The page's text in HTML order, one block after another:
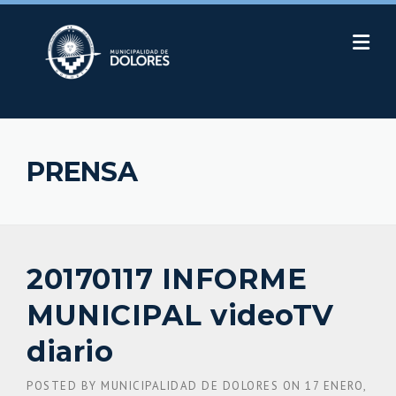
Skip
PRENSA
20170117 INFORME
MUNICIPAL videoTV
diario
POSTED BY MUNICIPALIDAD DE DOLORES ON 17 ENERO,